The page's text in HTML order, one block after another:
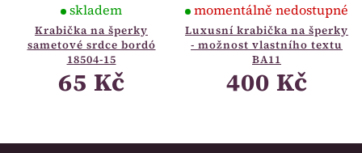
Krabička na šperky
sametové srdce bordó
18504-15
skladem
65 Kč
Luxusní krabička na šperky
- možnost vlastního textu
BA11
momentálně nedostupné
400 Kč